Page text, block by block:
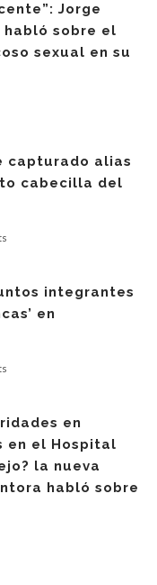
Jorge
habló sobre el
sexual en su
capturado alias
cabecilla del
integrantes
en
en
en el Hospital
la nueva
habló sobre